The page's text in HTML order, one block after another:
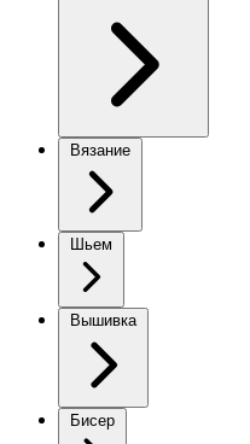
Вязание
Шьем
Вышивка
Бисер